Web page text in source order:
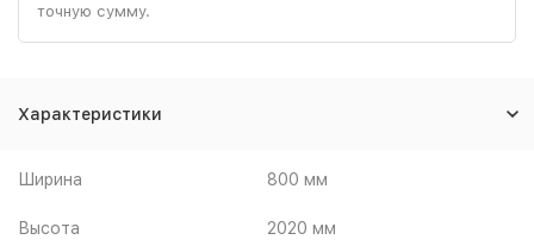
точную сумму.
Характеристики
Ширина 800 мм
Высота 2020 мм